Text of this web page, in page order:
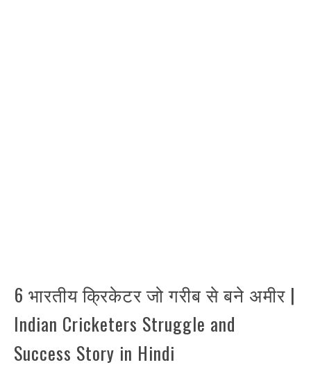
6 भारतीय क्रिकेटर जो गरीब से बने अमीर |
Indian Cricketers Struggle and
Success Story in Hindi